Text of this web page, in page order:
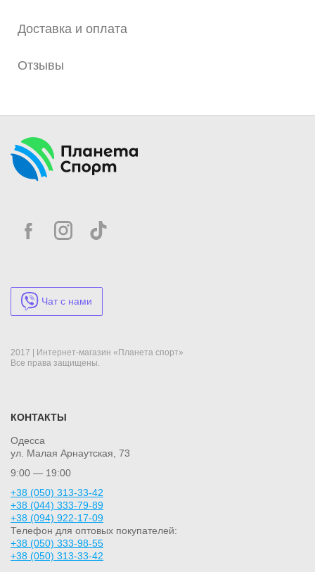
Доставка и оплата
Отзывы
Чат с нами
2017 | Интернет-магазин «Планета спорт»
Все права защищены.
КОНТАКТЫ
Одесса
ул. Малая Арнаутская, 73
9:00 — 19:00
+38 (050) 313-33-42
+38 (044) 333-79-89
+38 (094) 922-17-09
Телефон для оптовых покупателей:
+38 (050) 333-98-55
+38 (050) 313-33-42